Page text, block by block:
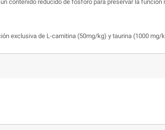
contenido reducido de fósforo para preservar la función
exclusiva de L-carnitina (50mg/kg) y taurina (1000